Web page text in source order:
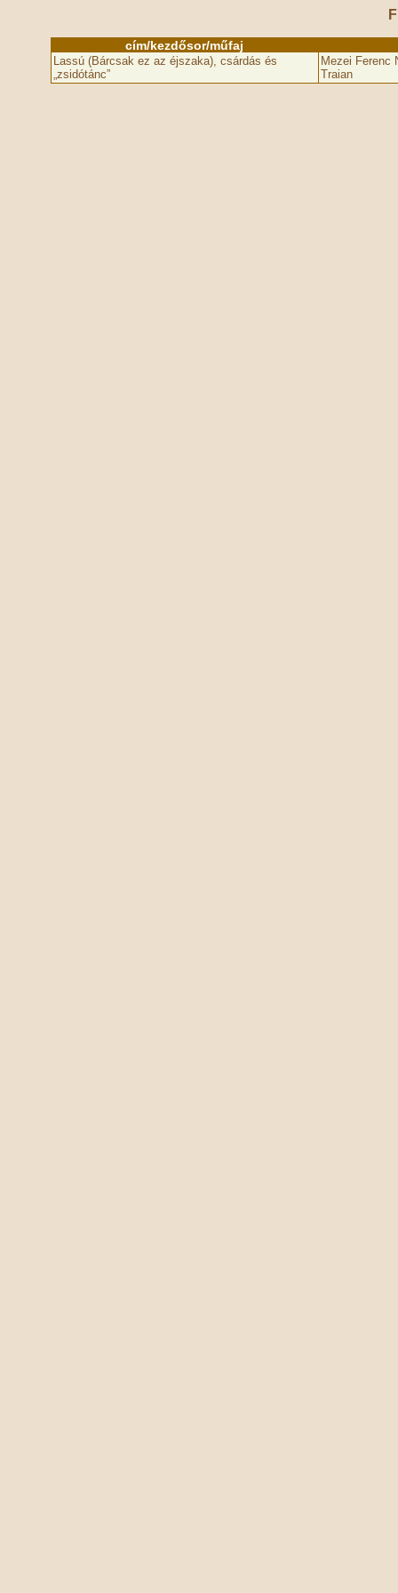
cím/kezdősor/műfaj
Lassú (Bárcsak ez az éjszaka), csárdás és
„zsidótánc”
Mezei Ferenc
Traian